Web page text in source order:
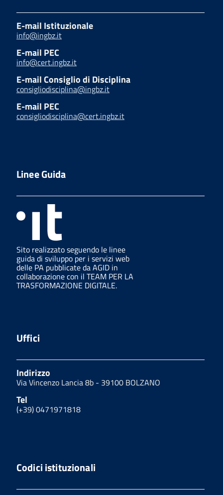
E-mail Istituzionale
info@ingbz.it
E-mail PEC
info@cert.ingbz.it
E-mail Consiglio di Disciplina
consigliodisciplina@ingbz.it
E-mail PEC
consigliodisciplina@cert.ingbz.it
Linee Guida
Sito realizzato seguendo le linee
guida di sviluppo per i servizi web
delle PA pubblicate da AGID in
collaborazione con il TEAM PER LA
TRASFORMAZIONE DIGITALE.
Uffici
Indirizzo
Via Vincenzo Lancia 8b - 39100 BOLZANO
Tel
(+39) 0471971818
Codici istituzionali